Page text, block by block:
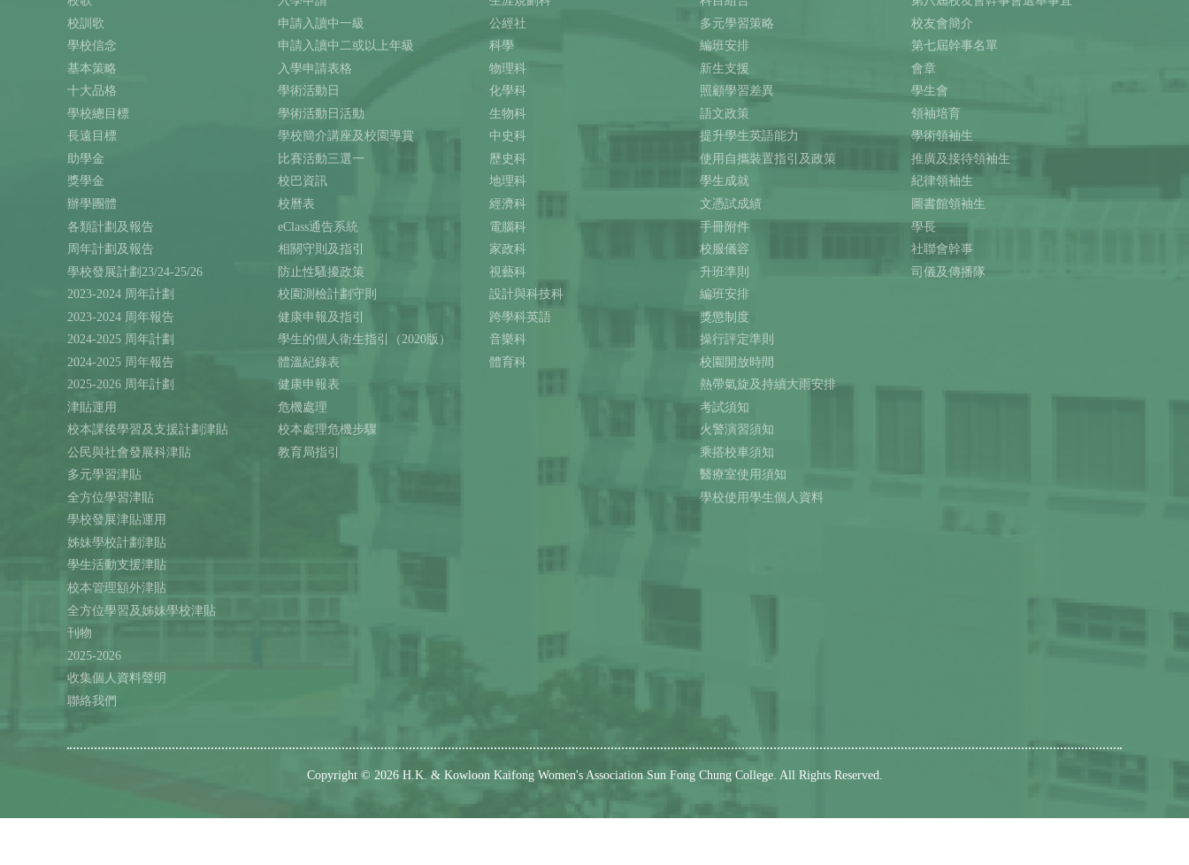
校訓歌
學校信念
基本策略
十大品格
學校總目標
長遠目標
助學金
獎學金
辦學團體
各類計劃及報告
周年計劃及報告
學校發展計劃23/24-25/26
2023-2024 周年計劃
2023-2024 周年報告
2024-2025 周年計劃
2024-2025 周年報告
2025-2026 周年計劃
津貼運用
校本課後學習及支援計劃津貼
公民與社會發展科津貼
多元學習津貼
全方位學習津貼
學校發展津貼運用
姊妹學校計劃津貼
學生活動支援津貼
校本管理額外津貼
全方位學習及姊妹學校津貼
刊物
2025-2026
收集個人資料聲明
聯絡我們
申請入讀中一級
申請入讀中二或以上年級
入學申請表格
學術活動日
學術活動日活動
學校簡介講座及校園導賞
比賽活動三選一
校巴資訊
校曆表
eClass通告系統
相關守則及指引
防止性騷擾政策
校園測檢計劃守則
健康申報及指引
學生的個人衛生指引（2020版）
體溫紀錄表
健康申報表
危機處理
校本處理危機步驟
教育局指引
公經社
科學
物理科
化學科
生物科
中史科
歷史科
地理科
經濟科
電腦科
家政科
視藝科
設計與科技科
跨學科英語
音樂科
體育科
多元學習策略
編班安排
新生支援
照顧學習差異
語文政策
提升學生英語能力
使用自攜裝置指引及政策
學生成就
文憑試成績
手冊附件
校服儀容
升班準則
編班安排
獎懲制度
操行評定準則
校園開放時間
熱帶氣旋及持續大雨安排
考試須知
火警演習須知
乘搭校車須知
醫療室使用須知
學校使用學生個人資料
校友會簡介
第七屆幹事名單
會章
學生會
領袖培育
學術領袖生
推廣及接待領袖生
紀律領袖生
圖書館領袖生
學長
社聯會幹事
司儀及傳播隊
Copyright © 2026 H.K. & Kowloon Kaifong Women's Association Sun Fong Chung College. All Rights Reserved.